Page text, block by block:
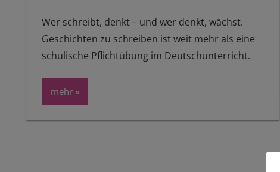
Wer schreibt, denkt – und wer denkt, wächst.
Geschichten zu schreiben ist weit mehr als eine
schulische Pflichtübung im Deutschunterricht.
mehr